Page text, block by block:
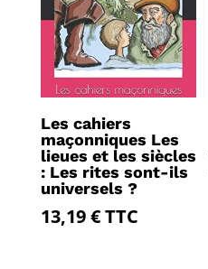
Les cahiers
maçonniques Les
lieues et les siècles
: Les rites sont-ils
universels ?
13,19€TTC